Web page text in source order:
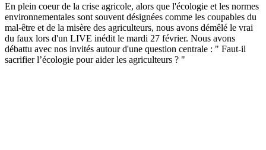
En plein coeur de la crise agricole, alors que l'écologie et les normes
environnementales sont souvent désignées comme les coupables du
mal-être et de la misère des agriculteurs, nous avons démêlé le vrai
du faux lors d'un LIVE inédit le mardi 27 février. Nous avons
débattu avec nos invités autour d'une question centrale : " Faut-il
sacrifier l’écologie pour aider les agriculteurs ? "